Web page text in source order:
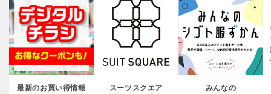
最新のお買い得情報
スーツスクエア
みんなの